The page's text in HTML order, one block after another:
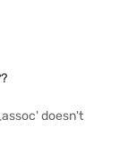
doesn't